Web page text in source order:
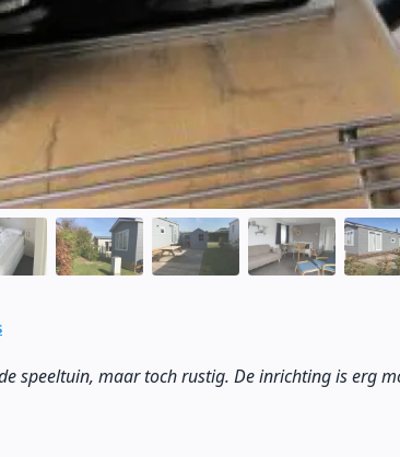
speeltuin, maar toch rustig. De inrichting is erg